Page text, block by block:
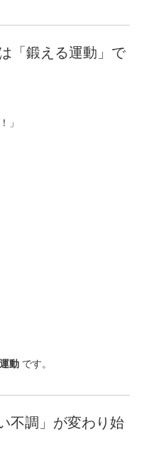
「鍛える運動」で
」
動 です。
不調」が変わり始